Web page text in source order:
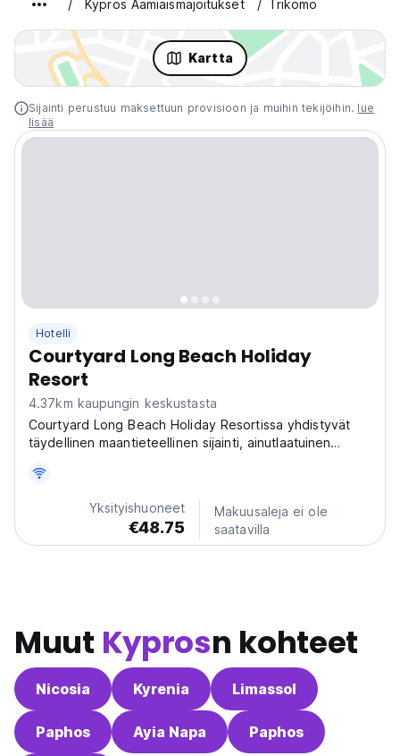
Kypros Aamiaismajoitukset Trikomo
Kartta
Sijainti perustuu maksettuun provisioon ja muihin tekijöihin. lue
lisää
Hotelli
Courtyard Long Beach Holiday
Resort
4.37km kaupungin keskustasta
Courtyard Long Beach Holiday Resortissa yhdistyvät
täydellinen maantieteellinen sijainti, ainutlaatuinen
Yksityishuoneet
€48.75
Makuusaleja ei ole
saatavilla
Muut Kyprosn kohteet
Nicosia Kyrenia Limassol
Paphos Ayia Napa Paphos